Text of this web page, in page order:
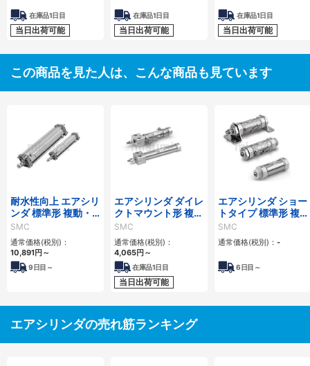
在庫品1日目
当日出荷可能
在庫品1日目
当日出荷可能
在庫品1日目
当日出荷可能
この商品を見た人は、こんな商品も見ています
耐水性向上 エアシリ
ンダ 標準形 複動・
片ロッド CA2シリ
ーズ
SMC
通常価格(税別)：
10,891円 ～
9 日目～
エアシリンダ ダイレ
クトマウント形 複
動・片ロッド CJ2R
シリーズ
SMC
通常価格(税別)：
4,065円 ～
在庫品1日目
当日出荷可能
エアシリンダ ショー
トタイプ 標準形 複
動・片ロッド CM3
シリーズ
SMC
通常価格(税別)： -
6 日目～
エアシリンダの売れ筋ランキング